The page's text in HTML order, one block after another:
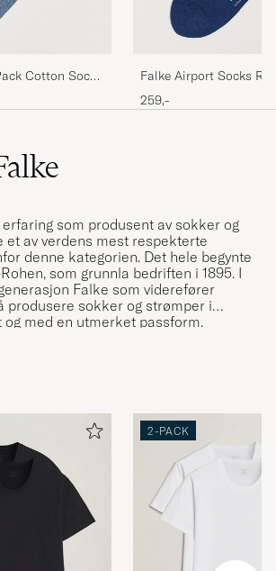
Cotton Socks
Falke Airport Socks
259,-
som produsent av sokker og
et av verdens mest respekterte
denne kategorien. Det hele begynte
som grunnla bedriften i 1895. I
Falke som viderefører
produsere sokker og strømper i
med en utmerket passform.
2-PACK